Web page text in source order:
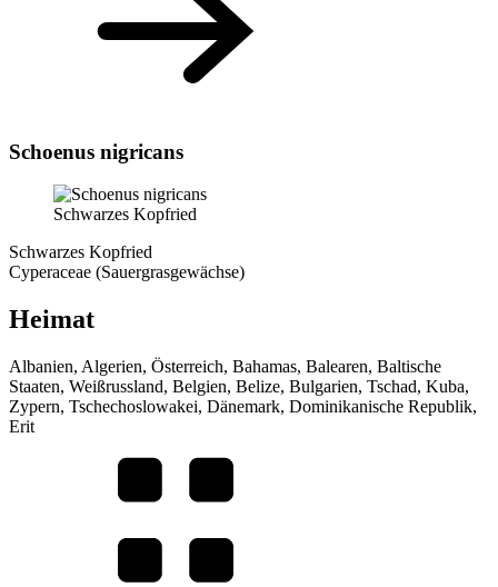
Schoenus nigricans
Schwarzes Kopfried
Schwarzes Kopfried
Cyperaceae (Sauergrasgewächse)
Heimat
Albanien, Algerien, Österreich, Bahamas, Balearen, Baltische
Staaten, Weißrussland, Belgien, Belize, Bulgarien, Tschad, Kuba,
Zypern, Tschechoslowakei, Dänemark, Dominikanische Republik,
Erit